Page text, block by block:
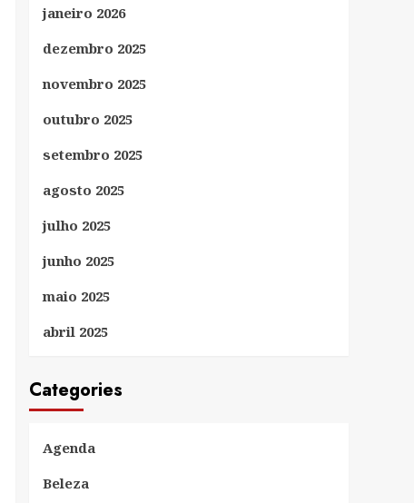
janeiro 2026
dezembro 2025
novembro 2025
outubro 2025
setembro 2025
agosto 2025
julho 2025
junho 2025
maio 2025
abril 2025
Categories
Agenda
Beleza